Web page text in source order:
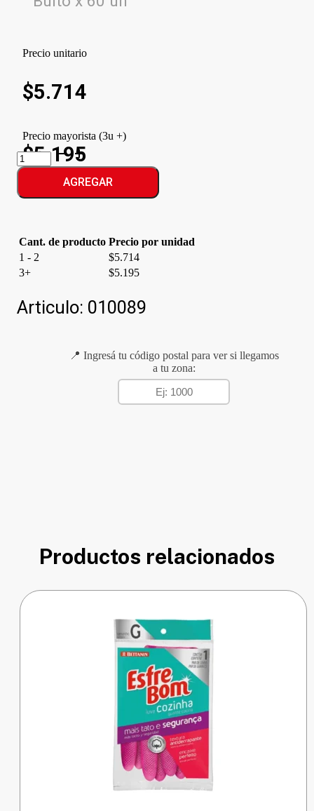
Precio unitario
$5.714
Precio mayorista (3u +)
$5.195
LA
PORTENA
PALA
cantidad
AGREGAR
Cant. de producto Precio por unidad
1 - 2
$5.714
3+
$5.195
Articulo: 010089
📍 Ingresá tu código postal para ver si llegamos
a tu zona:
Productos relacionados